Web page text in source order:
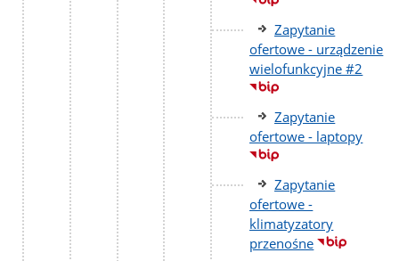
Zapytanie
ofertowe - urządzenie
wielofunkcyjne #2
Zapytanie
ofertowe - laptopy
Zapytanie
ofertowe -
klimatyzatory
przenośne